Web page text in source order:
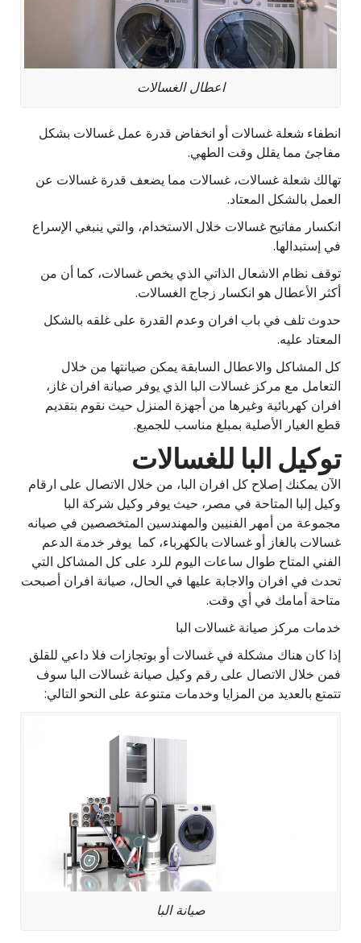
اعطال الغسالات
انطفاء شعلة غسالات أو انخفاض قدرة عمل غسالات بشكل
مفاجئ مما يقلل وقت الطهي.
تهالك شعلة غسالات، غسالات مما يضعف قدرة غسالات عن
العمل بالشكل المعتاد.
انكسار مفاتيح غسالات خلال الاستخدام، والتي ينبغي الإسراع
في إستبدالها.
توقف نظام الاشعال الذاتي الذي يخص غسالات، كما أن من
أكثر الأعطال هو انكسار زجاج الغسالات.
حدوث تلف في باب افران وعدم القدرة على غلقه بالشكل
المعتاد عليه.
كل المشاكل والاعطال السابقة يمكن صيانتها من خلال
التعامل مع مركز غسالات البا الذي يوفر صيانة افران غاز،
افران كهربائية وغيرها من أجهزة المنزل حيث نقوم بتقديم
قطع الغيار الأصلية بمبلغ مناسب للجميع.
توكيل البا للغسالات
الآن يمكنك إصلاح كل افران البا، من خلال الاتصال على ارقام
وكيل إلبا المتاحة في مصر، حيث يوفر وكيل شركة البا
مجموعة من أمهر الفنيين والمهندسين المتخصصين في صيانه
غسالات بالغاز أو غسالات بالكهرباء، كما يوفر خدمة الدعم
الفني المتاح طوال ساعات اليوم للرد على كل المشاكل التي
تحدث في افران والاجابة عليها في الحال، صيانة افران أصبحت
متاحة أمامك في أي وقت.
خدمات مركز صيانة غسالات البا
إذا كان هناك مشكلة في غسالات أو بوتجازات فلا داعي للقلق
فمن خلال الاتصال على رقم وكيل صيانة غسالات البا سوف
تتمتع بالعديد من المزايا وخدمات متنوعة على النحو التالي:
صيانة البا